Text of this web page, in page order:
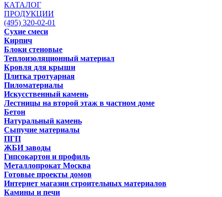
КАТАЛОГ
ПРОДУКЦИИ
(495) 320-02-01
Сухие смеси
Кирпич
Блоки стеновые
Теплоизоляционный материал
Кровля для крыши
Плитка тротуарная
Пиломатериалы
Искусственный камень
Лестницы на второй этаж в частном доме
Бетон
Натуральный камень
Сыпучие материалы
ПГП
ЖБИ заводы
Гипсокартон и профиль
Металлопрокат Москва
Готовые проекты домов
Интернет магазин строительных материалов
Камины и печи